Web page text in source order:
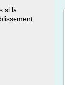
si la